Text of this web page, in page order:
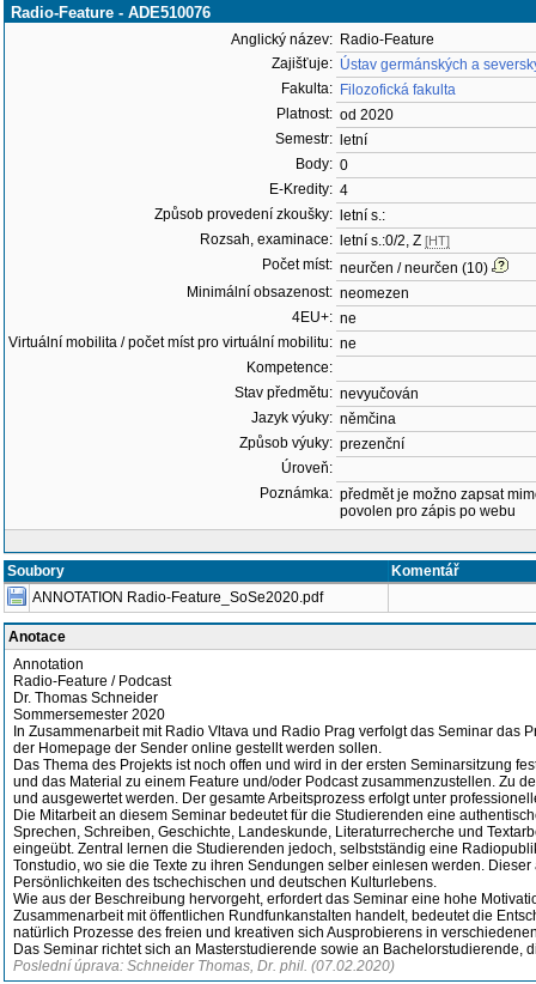
Radio-Feature - ADE510076
Anglický název: Radio-Feature
Zajišťuje: Ústav germánských a
Fakulta: Filozofická fakulta
Platnost: od 2020
Semestr:
letní
Body: 0
E-Kredity: 4
Způsob provedení zkoušky:
letní s.:
Rozsah, examinace:
letní s.:0/2, Z [HT]
Počet míst: neurčen / neurčen (10)
Minimální obsazenost: neomezen
4EU+: ne
Virtuální mobilita / počet míst pro virtuální mobilitu: ne
Kompetence:
Stav předmětu: nevyučován
Jazyk výuky: němčina
Způsob výuky: prezenční
Úroveň:
Poznámka: předmět je možno zapsat
povolen pro zápis po webu
Soubory
Komentář
ANNOTATION Radio-Feature_SoSe2020.pdf
Anotace
Annotation
Radio-Feature / Podcast
Dr. Thomas Schneider
Sommersemester 2020
In Zusammenarbeit mit Radio Vltava und Radio Prag verfolgt das Seminar
der Homepage der Sender online gestellt werden sollen.
Das Thema des Projekts ist noch offen und wird in der ersten Seminarsitzung
und das Material zu einem Feature und/oder Podcast zusammenzustellen. Zu
und ausgewertet werden. Der gesamte Arbeitsprozess erfolgt unter
Die Mitarbeit an diesem Seminar bedeutet für die Studierenden eine
Sprechen, Schreiben, Geschichte, Landeskunde, Literaturrecherche und
eingeübt. Zentral lernen die Studierenden jedoch, selbstständig eine
Tonstudio, wo sie die Texte zu ihren Sendungen selber einlesen werden.
Persönlichkeiten des tschechischen und deutschen Kulturlebens.
Wie aus der Beschreibung hervorgeht, erfordert das Seminar eine hohe
Zusammenarbeit mit öffentlichen Rundfunkanstalten handelt, bedeutet die
natürlich Prozesse des freien und kreativen sich Ausprobierens in
Das Seminar richtet sich an Masterstudierende sowie an Bachelorstudierende,
Poslední úprava: Schneider Thomas, Dr. phil. (07.02.2020)